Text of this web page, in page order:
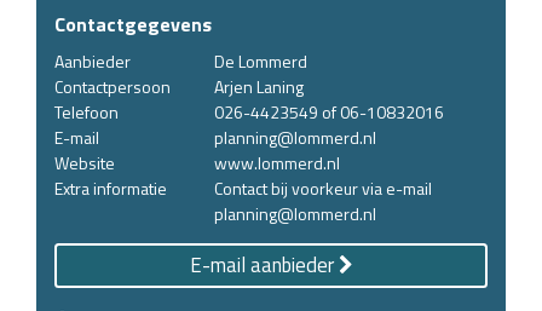
Contactgegevens
Aanbieder
De Lommerd
Contactpersoon
Arjen Laning
Telefoon
026-4423549 of 06-10832016
E-mail
planning@lommerd.nl
Website
www.lommerd.nl
Extra informatie
Contact bij voorkeur via e-mail
planning@lommerd.nl
E-mail aanbieder